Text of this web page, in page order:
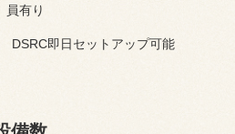
員有り
DSRC即日セットアップ可能